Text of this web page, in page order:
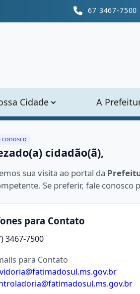
67 3467-7500
Cidade A
conosco
cidadão(ã),
sua visita ao portal da
Se preferir, fale conosco
para Contato
3467-7500
para Contato